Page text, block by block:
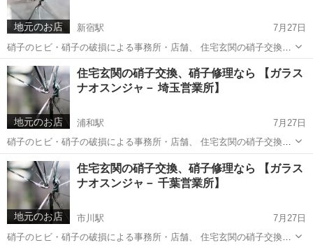
地元のお店 新宿駅
7月27日
硝子のヒビ・硝子の破損による事務所・店舗、 住宅玄関の硝子交換、
硝子修理なら 【ガラスナオスンジャ－ 東京営業所】でしております。
修理出張エリア：東京・神奈川・埼玉・千葉。 硝子の破損に緊急で駆
付けガラス交...
東京 新宿区 新宿駅 ガラス修理 見積
地元のお店
住宅玄関の硝子交換、硝子修理なら 【ガラス
ナオスンジャ－ 埼玉営業所】
浦和駅
7月27日
硝子のヒビ・硝子の破損による事務所・店舗、 住宅玄関の硝子交換、
硝子修理なら 【ガラスナオスンジャ－ 埼玉営業所】でしております。
修理出張エリア：東京・神奈川・埼玉・千葉。 硝子の破損に緊急で駆
付けガラス交...
埼玉 さいたま市 浦和駅 ガラス修理 見積
地元のお店
住宅玄関の硝子交換、硝子修理なら 【ガラス
ナオスンジャ－ 千葉営業所】
市川駅
7月27日
硝子のヒビ・硝子の破損による事務所・店舗、 住宅玄関の硝子交換、